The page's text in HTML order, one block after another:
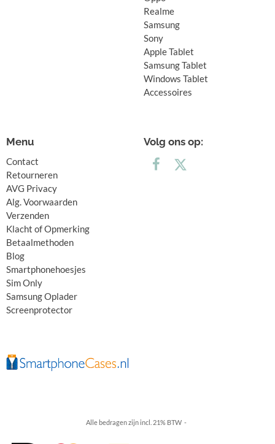
Realme
Samsung
Sony
Apple Tablet
Samsung Tablet
Windows Tablet
Accessoires
Menu
Contact
Retourneren
AVG Privacy
Alg. Voorwaarden
Verzenden
Klacht of Opmerking
Betaalmethoden
Blog
Smartphonehoesjes
Sim Only
Samsung Oplader
Screenprotector
Volg ons op:
Alle bedragen zijn incl. 21% BTW -